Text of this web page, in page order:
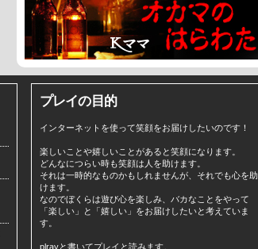
プレイの目的
インターネットを使って笑顔をお届けしたいのです！
楽しいことや嬉しいことがあると笑顔になります。
どんなにつらい時も笑顔は人を助けます。
それは一時的なものかもしれませんが、それでも心を助
けます。
なのでぼくらは遊び心を楽しみ、バカなことをやって
「楽しい」と「嬉しい」をお届けしたいと考えていま
す。
plrayと書いてプレイと読みます。